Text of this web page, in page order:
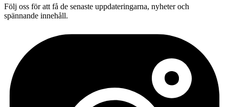
Följ oss för att få de senaste uppdateringarna, nyheter och
spännande innehåll.